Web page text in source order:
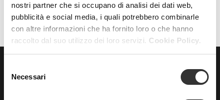
nostri partner che si occupano di analisi dei dati web,
pubblicità e social media, i quali potrebbero combinarle
con altre informazioni che ha fornito loro o che hanno
raccolto dal suo utilizzo dei loro servizi. Cookie Policy.
delNecessari
ISCRIVITI